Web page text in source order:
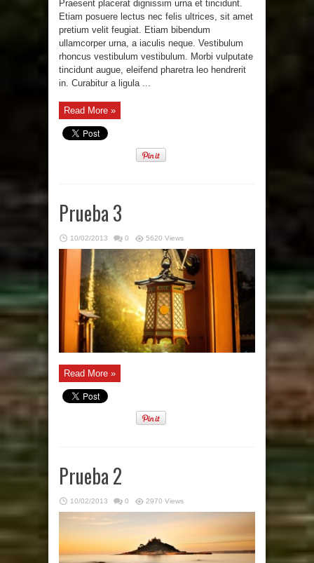
Praesent placerat dignissim urna et tincidunt.
Etiam posuere lectus nec felis ultrices, sit amet
pretium velit feugiat. Etiam bibendum
ullamcorper urna, a iaculis neque. Vestibulum
rhoncus vestibulum vestibulum. Morbi vulputate
tincidunt augue, eleifend pharetra leo hendrerit
in. Curabitur a ligula ...
Read More »
Prueba 3
10/02/2013 0 5620 Views
Read More »
Prueba 2
10/02/2013 0 2970 Views